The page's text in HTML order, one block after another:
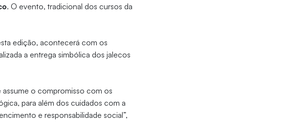
. O evento, tradicional dos cursos da
edição, acontecerá com os
a entrega simbólica dos jalecos
assume o compromisso com os
para além dos cuidados com a
e responsabilidade social”,